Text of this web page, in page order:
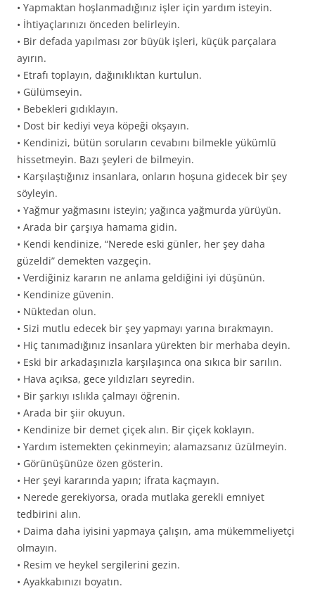
• Yapmaktan hoşlanmadığınız işler için yardım isteyin.
• İhtiyaçlarınızı önceden belirleyin.
• Bir defada yapılması zor büyük işleri, küçük parçalara
ayırın.
• Etrafı toplayın, dağınıklıktan kurtulun.
• Gülümseyin.
• Bebekleri gıdıklayın.
• Dost bir kediyi veya köpeği okşayın.
• Kendinizi, bütün soruların cevabını bilmekle yükümlü
hissetmeyin. Bazı şeyleri de bilmeyin.
• Karşılaştığınız insanlara, onların hoşuna gidecek bir şey
söyleyin.
• Yağmur yağmasını isteyin; yağınca yağmurda yürüyün.
• Arada bir çarşıya hamama gidin.
• Kendi kendinize, “Nerede eski günler, her şey daha
güzeldi” demekten vazgeçin.
• Verdiğiniz kararın ne anlama geldiğini iyi düşünün.
• Kendinize güvenin.
• Nüktedan olun.
• Sizi mutlu edecek bir şey yapmayı yarına bırakmayın.
• Hiç tanımadığınız insanlara yürekten bir merhaba deyin.
• Eski bir arkadaşınızla karşılaşınca ona sıkıca bir sarılın.
• Hava açıksa, gece yıldızları seyredin.
• Bir şarkıyı ıslıkla çalmayı öğrenin.
• Arada bir şiir okuyun.
• Kendinize bir demet çiçek alın. Bir çiçek koklayın.
• Yardım istemekten çekinmeyin; alamazsanız üzülmeyin.
• Görünüşünüze özen gösterin.
• Her şeyi kararında yapın; ifrata kaçmayın.
• Nerede gerekiyorsa, orada mutlaka gerekli emniyet
tedbirini alın.
• Daima daha iyisini yapmaya çalışın, ama mükemmeliyetçi
olmayın.
• Resim ve heykel sergilerini gezin.
• Ayakkabınızı boyatın.